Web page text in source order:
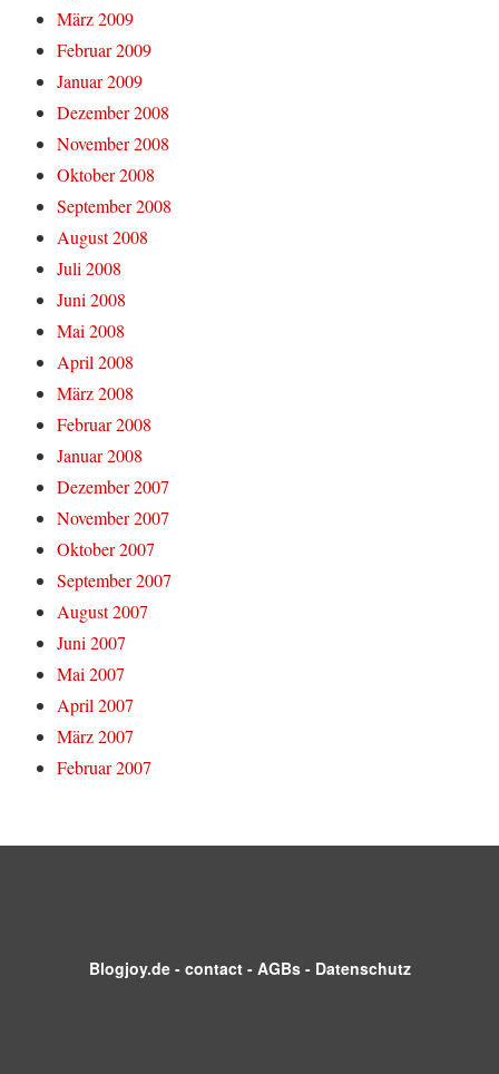
März 2009
Februar 2009
Januar 2009
Dezember 2008
November 2008
Oktober 2008
September 2008
August 2008
Juli 2008
Juni 2008
Mai 2008
April 2008
März 2008
Februar 2008
Januar 2008
Dezember 2007
November 2007
Oktober 2007
September 2007
August 2007
Juni 2007
Mai 2007
April 2007
März 2007
Februar 2007
Blogjoy.de- contact- AGBs- Datenschutz